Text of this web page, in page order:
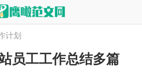
计划
员工工作总结多篇